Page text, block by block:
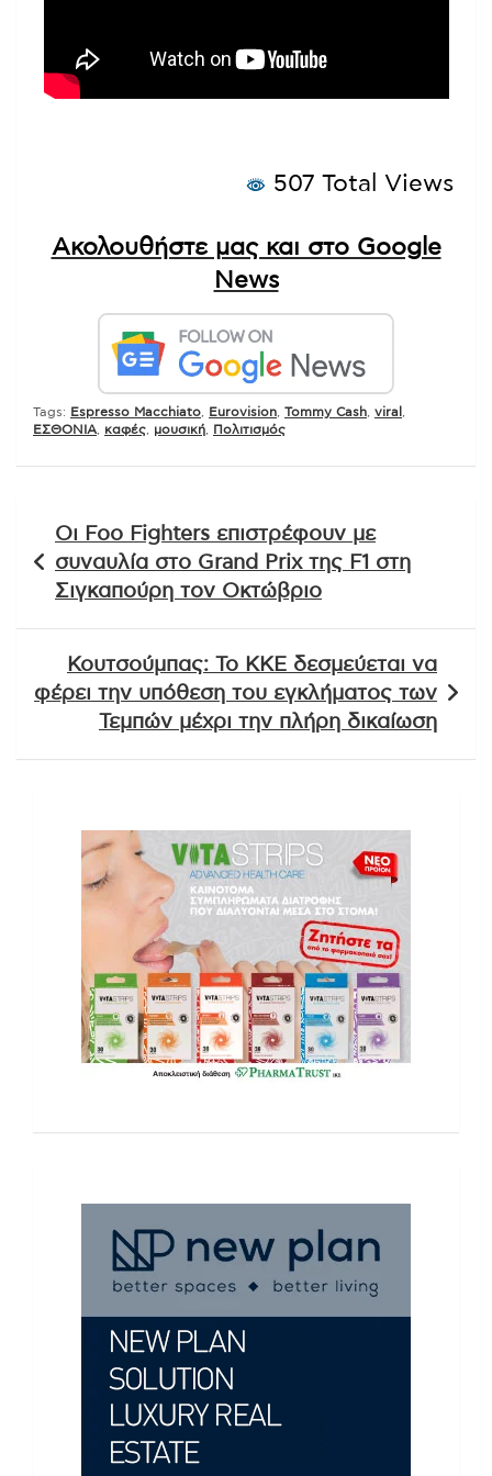
507 Total Views
Ακολουθήστε μας και στο Google
News
Tags: Espresso Macchiato Eurovision Tommy Cash viral
ΕΣΘΟΝΙΑ
καφές μουσική Πολιτισμός
άρθρων
Οι Foo Fighters επιστρέφουν με
συναυλία στο Grand Prix της F1 στη
Σιγκαπούρη τον Οκτώβριο
Κουτσούμπας: Το ΚΚΕ δεσμεύεται να
φέρει την υπόθεση του εγκλήματος των
Τεμπών μέχρι την πλήρη δικαίωση